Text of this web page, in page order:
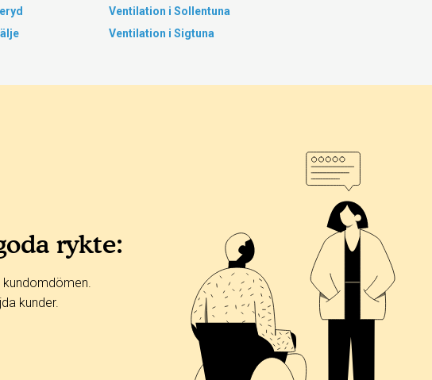
Ventilation i Sollentuna
Ventilation i Sigtuna
rykte:
kunder.